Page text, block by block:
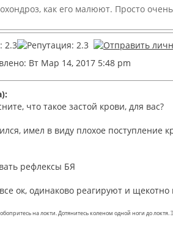
как его малюют. Просто
Вт Мар 14, 2017 5:48 pm
что такое застой крови, для вас?
имел в виду плохое
рефлексы БЯ
ок, одинаково реагируют и
обопритесь на локти. Дотянитесь коленом одной ноги до